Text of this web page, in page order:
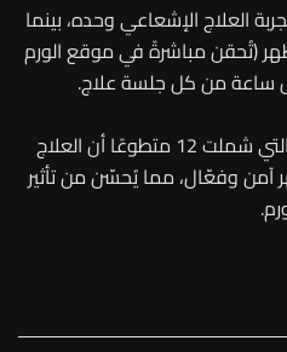
العلاج الإشعاعي وحده، بينما
(تُحقن مباشرةً في موقع الورم
ساعة من كل جلسة علاج.
وأظهرت النتائج الأولية للتجربة، التي شملت 12 متطوعًا أن العلاج
آمن وفعّال، مما يُحسّن من تأثير